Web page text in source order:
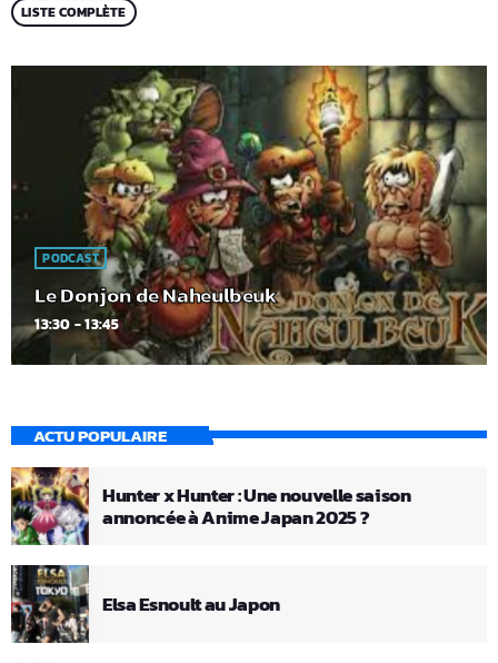
LISTE COMPLÈTE
PODCAST
Le Donjon de Naheulbeuk
13:30 - 13:45
ACTU POPULAIRE
Hunter x Hunter : Une nouvelle saison
annoncée à Anime Japan 2025 ?
Elsa Esnoult au Japon